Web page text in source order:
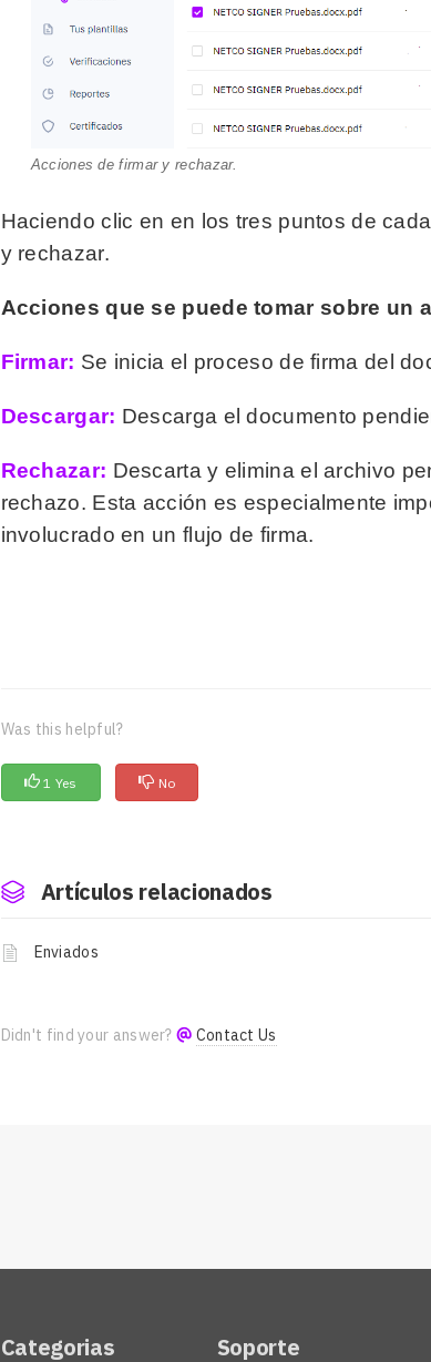
Acciones de firmar y rechazar.
Haciendo clic en en los tres puntos de
y rechazar.
Acciones que se puede tomar sobre un
Firmar: Se inicia el proceso de firma del
Descargar: Descarga el documento
Rechazar: Descarta y elimina el archivo
rechazo. Esta acción es especialmente
involucrado en un flujo de firma.
Was this helpful?
1 Yes No
Artículos relacionados
Enviados
Didn't find your answer? Contact Us
Categorias Soporte